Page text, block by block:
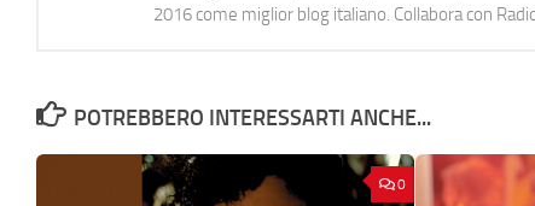
2016 come miglior blog italiano. Collabora con
POTREBBERO INTERESSARTI ANCHE...
0